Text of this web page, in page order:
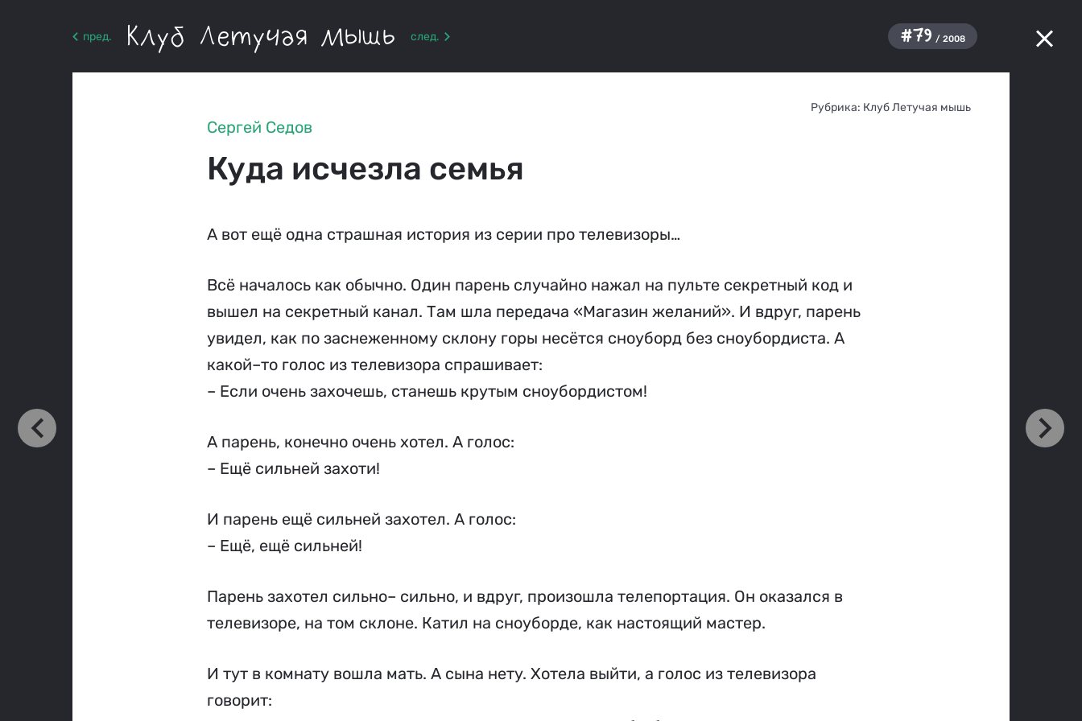
пред. Клуб Летучая мышь след. #79 / 2008
Рубрика: Клуб Летучая мышь
Сергей Седов
Куда исчезла семья
А вот ещё одна страшная история из серии про телевизоры…
Всё началось как обычно. Один парень случайно нажал на пульте секретный код и
вышел на секретный канал. Там шла передача «Магазин желаний». И вдруг, парень
увидел, как по заснеженному склону горы несётся сноуборд без сноубордиста. А
какой–то голос из телевизора спрашивает:
– Если очень захочешь, станешь крутым сноубордистом!
А парень, конечно очень хотел. А голос:
– Ещё сильней захоти!
И парень ещё сильней захотел. А голос:
– Ещё, ещё сильней!
Парень захотел сильно– сильно, и вдруг, произошла телепортация. Он оказался в
телевизоре, на том склоне. Катил на сноуборде, как настоящий мастер.
И тут в комнату вошла мать. А сына нету. Хотела выйти, а голос из телевизора
говорит: